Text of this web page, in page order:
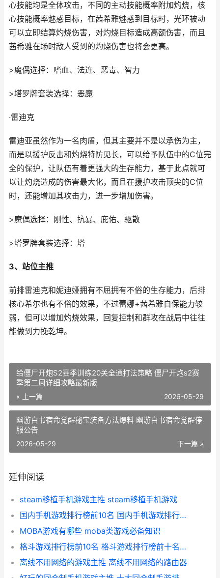
心技能均是全体攻击，不同的主动技能概率附加灼烧，核
心技能概率魅惑目标，在茜希雅魅惑到目标时，光环被动
可以立即结算灼烧伤害，对灼烧目标造成高额伤害，而且
茜希雅在场时敌人受到的灼烧伤害也将会更高。
>魔偶选择：嗜血、法连、恶毒、智力
>塔罗牌套装选择：恶魔
·雷迪克
雷迪亚虽然作为一名肉盾，但其主要并不是以承伤为主，
而是以援护反击和灼烧特防见长，可以给予队伍中的C位完
全的保护，让队伍有着更强大的生存能力，基于此点就可
以让灼烧造成的伤害最大化，而且在援护攻击顶尖的C位
时，还能增加其攻击力，进一步增加伤害。
>魔偶选择：刚性、抗暴、庇佑、驱散
>塔罗牌套装选择：塔
3、站位主推
前排雷迪克和妮迪娅拥有不屈拥有不俗的生存能力，后排
核心希尔也有不俗的效果，不过蕾娜+茜希雅自保能力较
弱，但可以增加灼烧效果，回复控制和群攻在战局中往往
能做到力挽乾坤。
给僵尸开炮S2赛季训练20关全通打法策略 僵尸开炮s2赛
季第二周详细攻略最新版
« 上一篇 2026-05-29
幽游白书宿命觉醒秘宝装备方法爆料 幽游白书宿命觉醒停
服公告
下一篇 »
2026-05-29
延伸阅读
steam移植手机游戏主推 steam移植手机游戏
国内手机游戏排行榜前10名 国内手机游戏排行榜前十名
MOBA游戏有哪些 moba类游戏必备知识
格斗游戏排行榜前10名 格斗游戏排行榜前十名人物图片
离线不用网络的游戏主推 离线不用网络的路由器